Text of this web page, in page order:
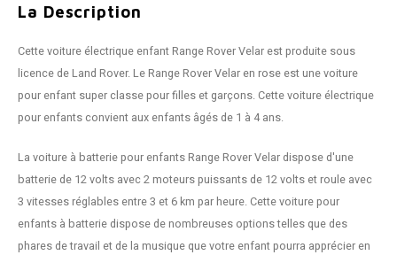
La Description
Cette voiture électrique enfant Range Rover Velar est produite sous
licence de Land Rover. Le Range Rover Velar en rose est une voiture
pour enfant super classe pour filles et garçons. Cette voiture électrique
pour enfants convient aux enfants âgés de 1 à 4 ans.
La voiture à batterie pour enfants Range Rover Velar dispose d'une
batterie de 12 volts avec 2 moteurs puissants de 12 volts et roule avec
3 vitesses réglables entre 3 et 6 km par heure. Cette voiture pour
enfants à batterie dispose de nombreuses options telles que des
phares de travail et de la musique que votre enfant pourra apprécier en